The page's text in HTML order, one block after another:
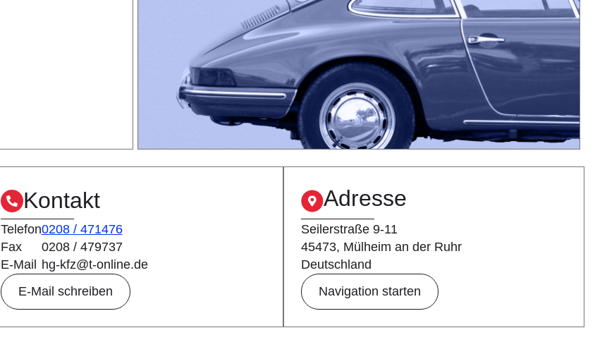
Kontakt
Telefon
Fax
E-Mail
0208 / 471476
0208 / 479737
hg-kfz@t-online.de
E-Mail schreiben
Adresse
Seilerstraße 9-11
45473, Mülheim an der Ruhr
Deutschland
Navigation starten